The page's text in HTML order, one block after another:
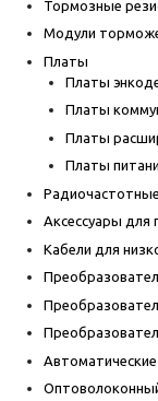
Тормозные
Модули
Платы
Платы
Платы
Платы
Платы
Аксессуары для
Кабели для